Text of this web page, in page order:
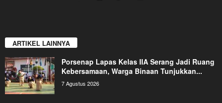
ARTIKEL LAINNYA
Porsenap Lapas Kelas IIA Serang Jadi Ruang
Kebersamaan, Warga Binaan Tunjukkan...
7 Agustus 2026